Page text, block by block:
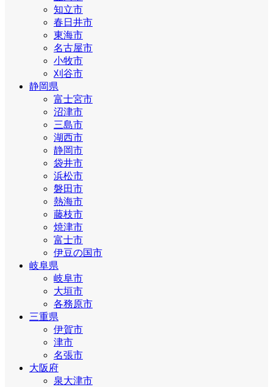
知立市
春日井市
東海市
名古屋市
小牧市
刈谷市
静岡県
富士宮市
沼津市
三島市
湖西市
静岡市
袋井市
浜松市
磐田市
熱海市
藤枝市
焼津市
富士市
伊豆の国市
岐阜県
岐阜市
大垣市
各務原市
三重県
伊賀市
津市
名張市
大阪府
泉大津市